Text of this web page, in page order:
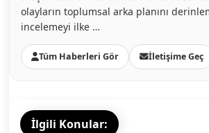
olayların toplumsal arka planını
incelemeyi ilke …
Tüm Haberleri Gör İletişime Geç
İlgili Konular: